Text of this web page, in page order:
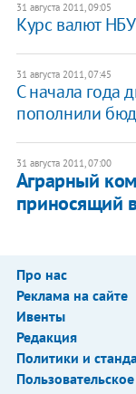
31 августа 2011, 09:05
Курс валют
31 августа 2011, 07:45
С начала года
пополнили
31 августа 2011, 07:00
Аграрный
приносящий
Про нас
Реклама на сайте
Ивенты
Редакция
Политики и